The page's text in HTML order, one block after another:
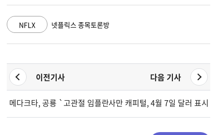
NFLX 넷플릭스 종목토론방
이전기사 다음 기사
메다크타, 공룡 `고관절 임플란트` 프로젝트로 만우절 혁신 기
사만 캐피털, 4월 7일 달러 표시